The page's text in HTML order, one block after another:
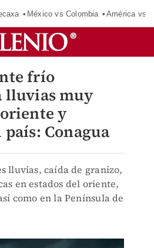
México vs Colombia América vs
frío
lluvias muy
y
Conagua
lluvias, caída de granizo,
en estados del oriente,
como en la Península de